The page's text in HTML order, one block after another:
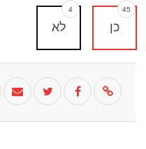
כן
45
לא
4